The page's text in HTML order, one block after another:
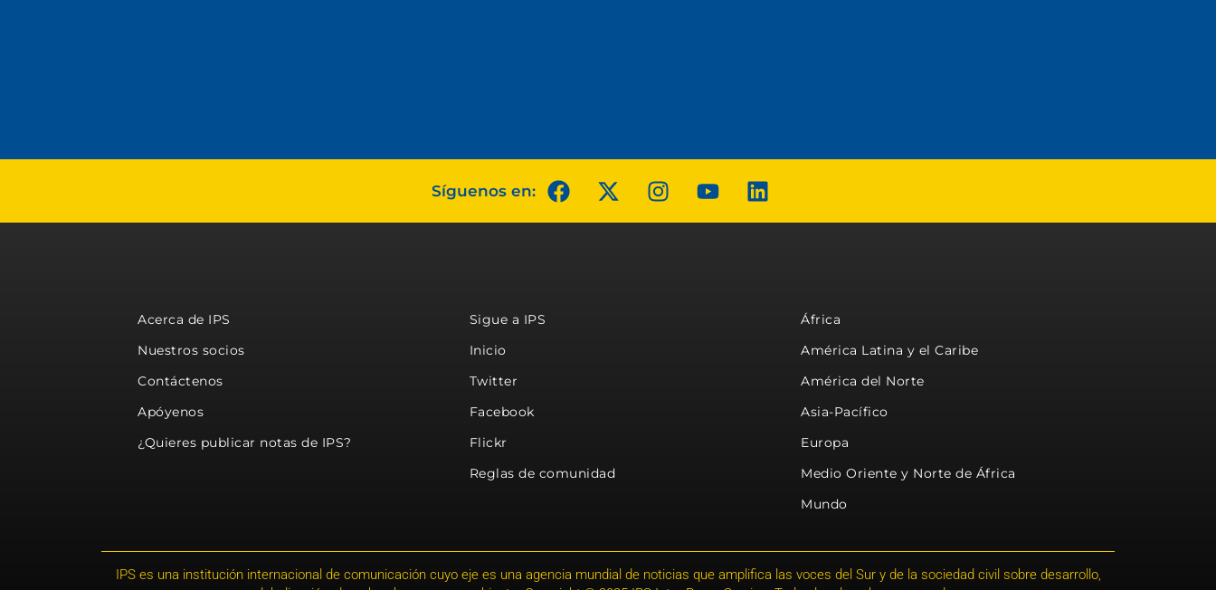
Síguenos en:
Acerca de IPS
Nuestros socios
Contáctenos
Apóyenos
¿Quieres publicar notas de IPS?
Sigue a IPS
Inicio
Twitter
Facebook
Flickr
Reglas de comunidad
África
América Latina y el Caribe
América del Norte
Asia-Pacífico
Europa
Medio Oriente y Norte de África
Mundo
IPS es una institución internacional de comunicación cuyo eje es una agencia mundial de noticias que amplifica las voces del Sur y de la sociedad civil sobre desarrollo,